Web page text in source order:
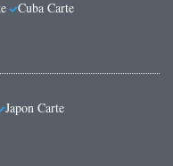
Cuba Carte
Japon Carte